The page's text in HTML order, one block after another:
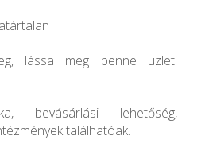
lássa meg benne üzleti
bevásárlási lehetőség,
találhatóak.